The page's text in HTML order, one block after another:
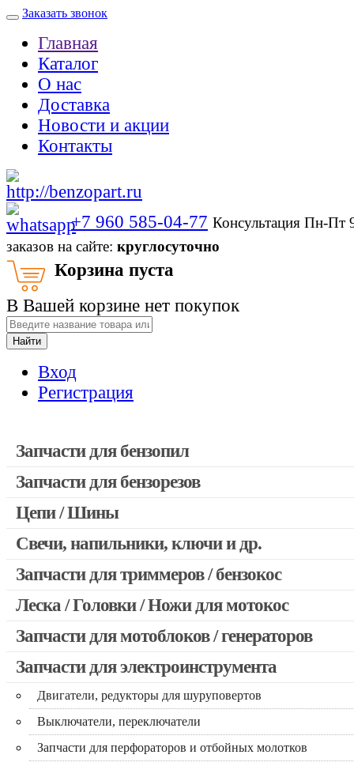
Заказать звонок
Главная
Каталог
О нас
Доставка
Новости и акции
Контакты
+7 960 585-04-77 Консультация Пн-
заказов на сайте: круглосуточно
Корзина пуста
В Вашей корзине нет покупок
Найти
Вход
Регистрация
Запчасти для бензопил
Запчасти для бензопил Stihl
Запчасти для бензопил Husqvarna, Partner
Запчасти для бензопил Oleo-mac, Echo и др.
Запчасти для бензорезов
Цепи / Шины
Свечи, напильники, ключи и др.
Запчасти для триммеров / бензокос
Запчасти для Китайских триммеров
Запчасти для мотокос Stihl / Husqvarna / Oleo-mac / Echo и
Леска / Головки / Ножи для мотокос
Запчасти для мотоблоков / генераторов
Запчасти для электроинструмента
Двигатели, редукторы для шуруповертов
Выключатели, переключатели
Запчасти для перфораторов и отбойных молотков